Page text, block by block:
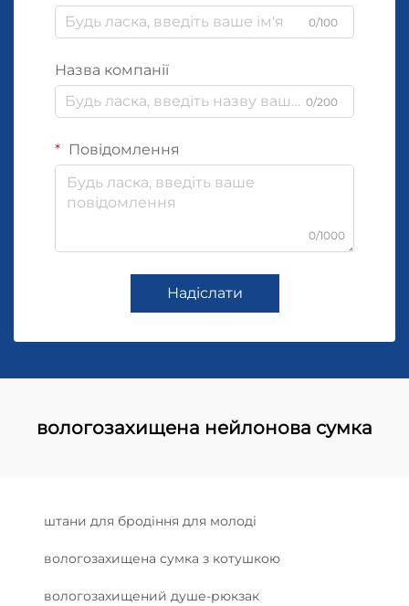
0/100
Назва компанії
0/200
Повідомлення
0/1000
Надіслати
вологозахищена нейлонова сумка
штани для бродіння для молоді
вологозахищена сумка з котушкою
вологозахищений душе-рюкзак